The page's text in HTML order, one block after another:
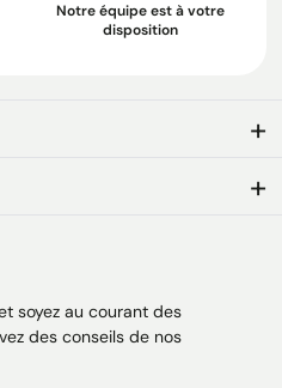
Notre équipe est à votre
disposition
soyez au courant des
des conseils de nos